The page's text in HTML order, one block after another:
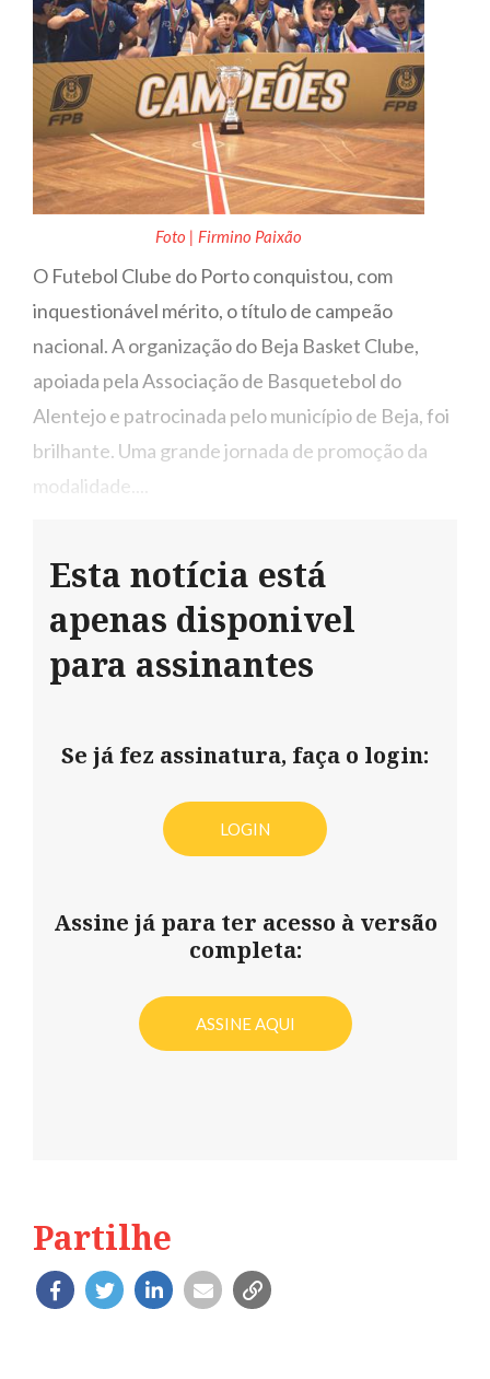
Foto | Firmino Paixão
O Futebol Clube do Porto conquistou, com
inquestionável mérito, o título de campeão
nacional. A organização do Beja Basket Clube,
apoiada pela Associação de Basquetebol do
Alentejo e patrocinada pelo município de Beja, foi
brilhante. Uma grande jornada de promoção da
modalidade....
Esta notícia está
apenas disponivel
para assinantes
Se já fez assinatura, faça o login:
LOGIN
Assine já para ter acesso à versão
completa:
ASSINE AQUI
Partilhe